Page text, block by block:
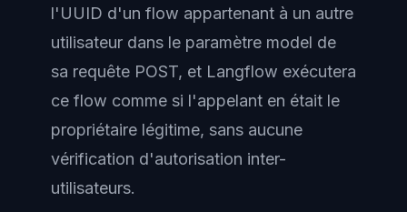
l'UUID d'un flow appartenant à un autre
utilisateur dans le paramètre model de
sa requête POST, et Langflow exécutera
ce flow comme si l'appelant en était le
propriétaire légitime, sans aucune
vérification d'autorisation inter-
utilisateurs.